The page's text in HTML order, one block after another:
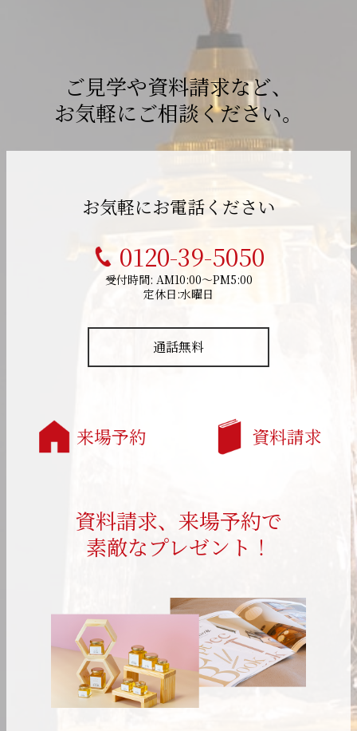
ご見学や資料請求など、
お気軽にご相談ください。
お気軽にお電話ください
0120-39-5050
受付時間: AM10:00～PM5:00
定休日:水曜日
通話無料
来場予約 資料請求
資料請求、来場予約で
素敵なプレゼント！